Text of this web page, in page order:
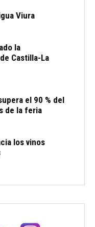
Viura
la
Castilla-La
el 90 % del
de la feria
los vinos